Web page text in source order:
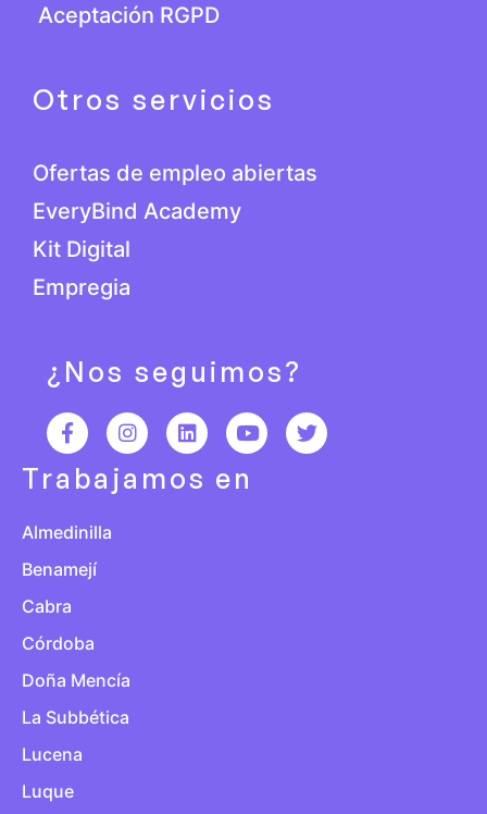
Aceptación RGPD
Otros servicios
Ofertas de empleo abiertas
EveryBind Academy
Kit Digital
Empregia
¿Nos seguimos?
Trabajamos en
Almedinilla
Benamejí
Cabra
Córdoba
Doña Mencía
La Subbética
Lucena
Luque